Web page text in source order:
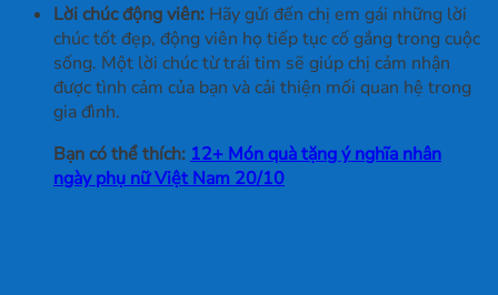
Lời chúc động viên: Hãy gửi đến chị em gái những lời
chúc tốt đẹp, động viên họ tiếp tục cố gắng trong cuộc
sống. Một lời chúc từ trái tim sẽ giúp chị cảm nhận
được tình cảm của bạn và cải thiện mối quan hệ trong
gia đình.
Bạn có thể thích: 12+ Món quà tặng ý nghĩa nhân
ngày phụ nữ Việt Nam 20/10